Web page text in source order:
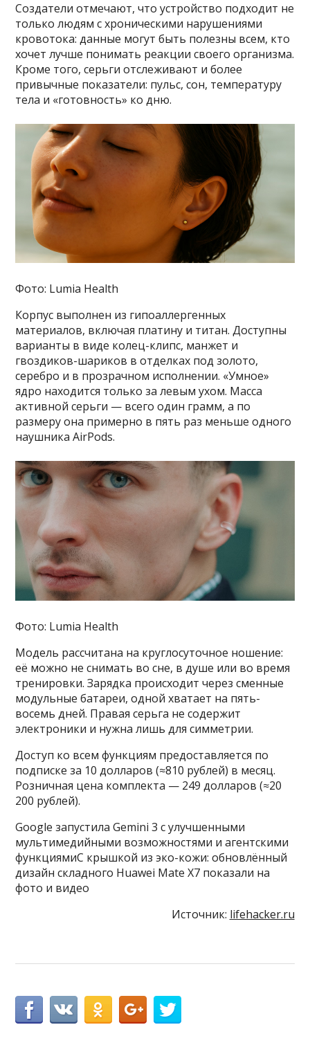
Создатели отмечают, что устройство подходит не
только людям с хроническими нарушениями
кровотока: данные могут быть полезны всем, кто
хочет лучше понимать реакции своего организма.
Кроме того, серьги отслеживают и более
привычные показатели: пульс, сон, температуру
тела и «готовность» ко дню.
Фото: Lumia Health
Корпус выполнен из гипоаллергенных
материалов, включая платину и титан. Доступны
варианты в виде колец-клипс, манжет и
гвоздиков-шариков в отделках под золото,
серебро и в прозрачном исполнении. «Умное»
ядро находится только за левым ухом. Масса
активной серьги — всего один грамм, а по
размеру она примерно в пять раз меньше одного
наушника AirPods.
Фото: Lumia Health
Модель рассчитана на круглосуточное ношение:
её можно не снимать во сне, в душе или во время
тренировки. Зарядка происходит через сменные
модульные батареи, одной хватает на пять-
восемь дней. Правая серьга не содержит
электроники и нужна лишь для симметрии.
Доступ ко всем функциям предоставляется по
подписке за 10 долларов (≈810 рублей) в месяц.
Розничная цена комплекта — 249 долларов (≈20
200 рублей).
Google запустила Gemini 3 с улучшенными
мультимедийными возможностями и агентскими
функциямиС крышкой из эко-кожи: обновлённый
дизайн складного Huawei Mate X7 показали на
фото и видео
Источник: lifehacker.ru